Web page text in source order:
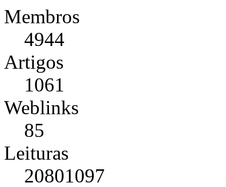
Membros
4944
Artigos
1061
Weblinks
85
Leituras
20801097